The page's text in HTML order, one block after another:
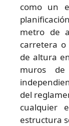
como un
metro de
carretera
de altura
muros de
del
cualquier
estructura